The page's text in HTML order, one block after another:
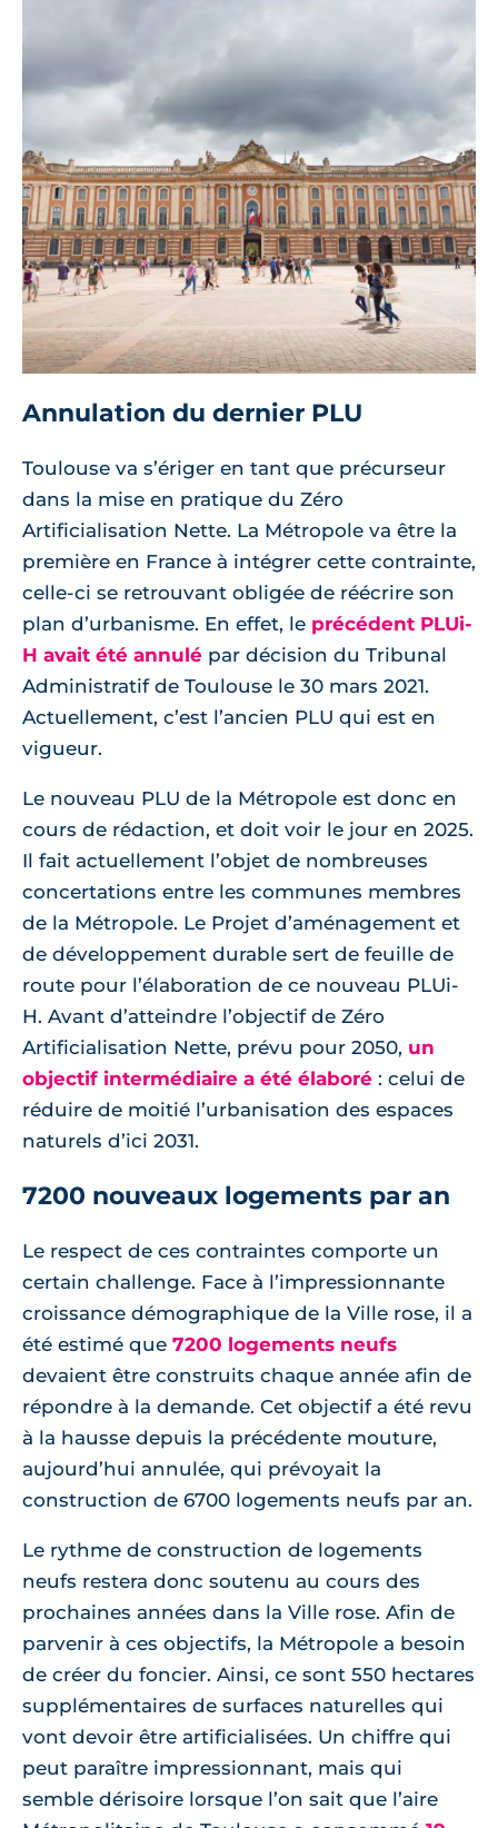
Annulation du dernier PLU
Toulouse va s’ériger en tant que précurseur
dans la mise en pratique du Zéro
Artificialisation Nette. La Métropole va être la
première en France à intégrer cette contrainte,
celle-ci se retrouvant obligée de réécrire son
plan d’urbanisme. En effet, le précédent PLUi-
H avait été annulé par décision du Tribunal
Administratif de Toulouse le 30 mars 2021.
Actuellement, c’est l’ancien PLU qui est en
vigueur.
Le nouveau PLU de la Métropole est donc en
cours de rédaction, et doit voir le jour en 2025.
Il fait actuellement l’objet de nombreuses
concertations entre les communes membres
de la Métropole. Le Projet d’aménagement et
de développement durable sert de feuille de
route pour l’élaboration de ce nouveau PLUi-
H. Avant d’atteindre l’objectif de Zéro
Artificialisation Nette, prévu pour 2050, un
objectif intermédiaire a été élaboré : celui de
réduire de moitié l’urbanisation des espaces
naturels d’ici 2031.
7200 nouveaux logements par an
Le respect de ces contraintes comporte un
certain challenge. Face à l’impressionnante
croissance démographique de la Ville rose, il a
été estimé que 7200 logements neufs
devaient être construits chaque année afin de
répondre à la demande. Cet objectif a été revu
à la hausse depuis la précédente mouture,
aujourd’hui annulée, qui prévoyait la
construction de 6700 logements neufs par an.
Le rythme de construction de logements
neufs restera donc soutenu au cours des
prochaines années dans la Ville rose. Afin de
parvenir à ces objectifs, la Métropole a besoin
de créer du foncier. Ainsi, ce sont 550 hectares
supplémentaires de surfaces naturelles qui
vont devoir être artificialisées. Un chiffre qui
peut paraître impressionnant, mais qui
semble dérisoire lorsque l’on sait que l’aire